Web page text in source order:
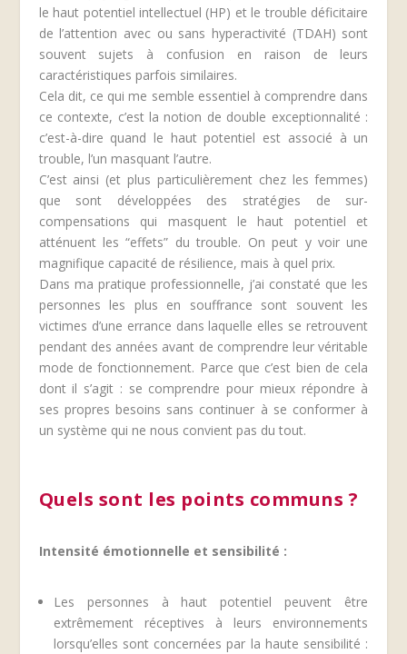
le haut potentiel intellectuel (HP) et le trouble déficitaire
de l’attention avec ou sans hyperactivité (TDAH) sont
souvent sujets à confusion en raison de leurs
caractéristiques parfois similaires.
Cela dit, ce qui me semble essentiel à comprendre dans
ce contexte, c’est la notion de double exceptionnalité :
c’est-à-dire quand le haut potentiel est associé à un
trouble, l’un masquant l’autre.
C’est ainsi (et plus particulièrement chez les femmes)
que sont développées des stratégies de sur-
compensations qui masquent le haut potentiel et
atténuent les “effets” du trouble. On peut y voir une
magnifique capacité de résilience, mais à quel prix.
Dans ma pratique professionnelle, j’ai constaté que les
personnes les plus en souffrance sont souvent les
victimes d’une errance dans laquelle elles se retrouvent
pendant des années avant de comprendre leur véritable
mode de fonctionnement. Parce que c’est bien de cela
dont il s’agit : se comprendre pour mieux répondre à
ses propres besoins sans continuer à se conformer à
un système qui ne nous convient pas du tout.
Quels sont les points communs ?
Intensité émotionnelle et sensibilité :
Les personnes à haut potentiel peuvent être
extrêmement réceptives à leurs environnements
lorsqu’elles sont concernées par la haute sensibilité :